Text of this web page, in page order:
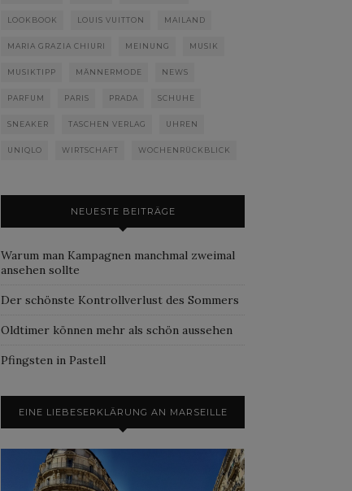
LOOKBOOK LOUIS VUITTON MAILAND
MARIA GRAZIA CHIURI MEINUNG MUSIK
MUSIKTIPP MÄNNERMODE NEWS
PARFUM PARIS PRADA SCHUHE
SNEAKER TASCHEN VERLAG UHREN
UNIQLO WIRTSCHAFT WOCHENRÜCKBLICK
NEUESTE BEITRÄGE
Warum man Kampagnen manchmal zweimal
ansehen sollte
Der schönste Kontrollverlust des Sommers
Oldtimer können mehr als schön aussehen
Pfingsten in Pastell
EINE LIEBESERKLÄRUNG AN MARSEILLE